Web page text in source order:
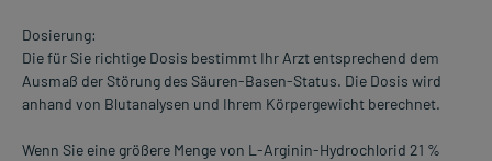
Dosierung:
Die für Sie richtige Dosis bestimmt Ihr Arzt entsprechend dem
Ausmaß der Störung des Säuren-Basen-Status. Die Dosis wird
anhand von Blutanalysen und Ihrem Körpergewicht berechnet.
Wenn Sie eine größere Menge von L-Arginin-Hydrochlorid 21 %